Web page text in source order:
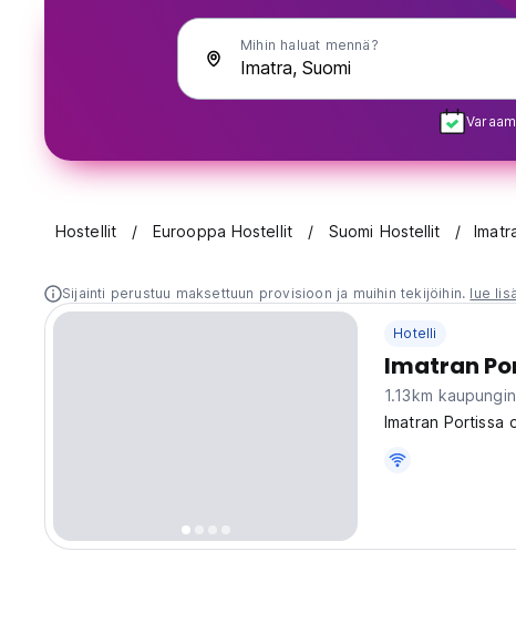
Mihin haluat mennä?
Hostellit Eurooppa Hostellit Suomi Hostellit
Sijainti perustuu maksettuun provisioon ja muihin tekijöihin. lue
Hotelli
Imatran
1.13km
Imatran Portissa